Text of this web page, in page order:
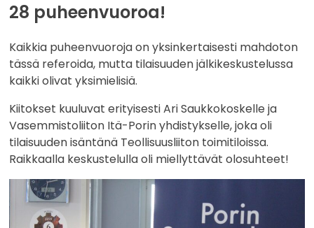
28 puheenvuoroa!
Kaikkia puheenvuoroja on yksinkertaisesti mahdoton
tässä referoida, mutta tilaisuuden jälkikeskustelussa
kaikki olivat yksimielisiä.
Kiitokset kuuluvat erityisesti Ari Saukkokoskelle ja
Vasemmistoliiton Itä-Porin yhdistykselle, joka oli
tilaisuuden isäntänä Teollisuusliiton toimitiloissa.
Raikkaalla keskustelulla oli miellyttävät olosuhteet!